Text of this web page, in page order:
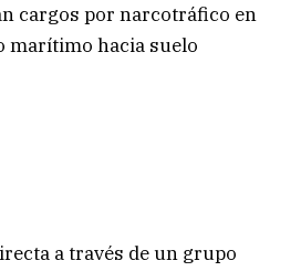
cargos por narcotráfico en
marítimo hacia suelo
a través de un grupo